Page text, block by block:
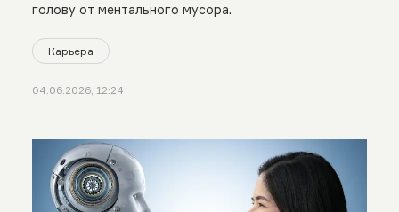
голову от ментального мусора.
Карьера
04.06.2026, 12:24